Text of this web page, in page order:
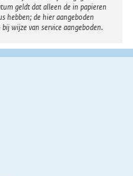
geldt dat alleen de in papieren
hebben; de hier aangeboden
wijze van service aangeboden.